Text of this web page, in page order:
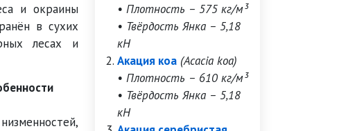
и окраины
в сухих
лесах и
• Плотность – 575 кг/м³
• Твёрдость Янка – 5,18
кН
Акация коа (Acacia koa)
• Плотность – 610 кг/м³
• Твёрдость Янка – 5,18
кН